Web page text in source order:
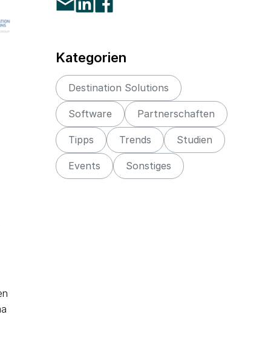
Kategorien
Destination Solutions
Software Partnerschaften
Tipps Trends Studien
Events Sonstiges